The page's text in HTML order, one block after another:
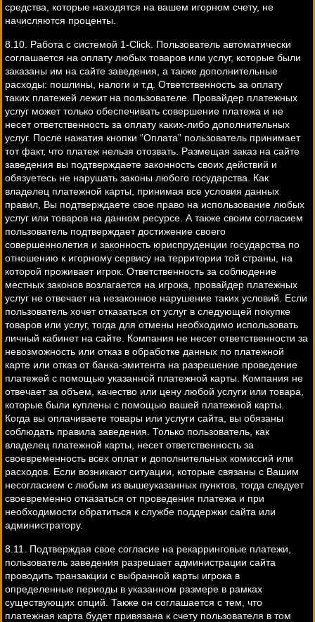
средства, которые находятся на вашем игорном счету, не
начисляются проценты.
8.10. Работа с системой 1-Click. Пользователь автоматически
соглашается на оплату любых товаров или услуг, которые были
заказаны им на сайте заведения, а также дополнительные
расходы: пошлины, налоги и т.д. Ответственность за оплату
таких платежей лежит на пользователе. Провайдер платежных
услуг может только обеспечивать совершение платежа и не
несет ответственность за оплату каких-либо дополнительных
услуг. После нажатия кнопки “Оплата” пользователь принимает
тот факт, что платеж нельзя отозвать. Размещая заказ на сайте
заведения вы подтверждаете законность своих действий и
обязуетесь не нарушать законы любого государства. Как
владелец платежной карты, принимая все условия данных
правил, Вы подтверждаете свое право на использование любых
услуг или товаров на данном ресурсе. А также своим согласием
пользователь подтверждает достижение своего
совершеннолетия и законность юриспруденции государства по
отношению к игорному сервису на территории той страны, на
которой проживает игрок. Ответственность за соблюдение
местных законов возлагается на игрока, провайдер платежных
услуг не отвечает на незаконное нарушение таких условий. Если
пользователь хочет отказаться от услуг в следующей покупке
товаров или услуг, тогда для отмены необходимо использовать
личный кабинет на сайте. Компания не несет ответственности за
невозможность или отказ в обработке данных по платежной
карте или отказ от банка-эмитента на разрешение проведение
платежей с помощью указанной платежной карты. Компания не
отвечает за объем, качество или цену любой услуги или товара,
которые были куплены с помощью вашей платежной карты.
Когда вы оплачиваете товары или услуги сайта, вы обязаны
соблюдать правила заведения. Только пользователь, как
владелец платежной карты, несет ответственность за
своевременность всех оплат и дополнительных комиссий или
расходов. Если возникают ситуации, которые связаны с Вашим
несогласием с любым из вышеуказанных пунктов, тогда следует
своевременно отказаться от проведения платежа и при
необходимости обратиться к службе поддержки сайта или
администратору.
8.11. Подтверждая свое согласие на рекарринговые платежи,
пользователь заведения разрешает администрации сайта
проводить транзакции с выбранной карты игрока в
определенные периоды в указанном размере в рамках
существующих опций. Также он соглашается с тем, что
платежная карта будет привязана к счету пользователя в том